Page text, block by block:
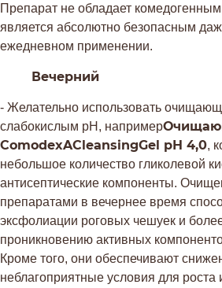
Препарат не обладает
является абсолютно безопасным
ежедневном применении.
Вечерний
- Желательно использовать
слабокислым рН, например
ComodexACleansingGel рН 4,0,
небольшое количество гликолевой
антисептические компоненты.
препаратами в вечернее время
эксфолиации роговых чешуек и
проникновению активных
Кроме того, они обеспечивают
неблагоприятные условия для